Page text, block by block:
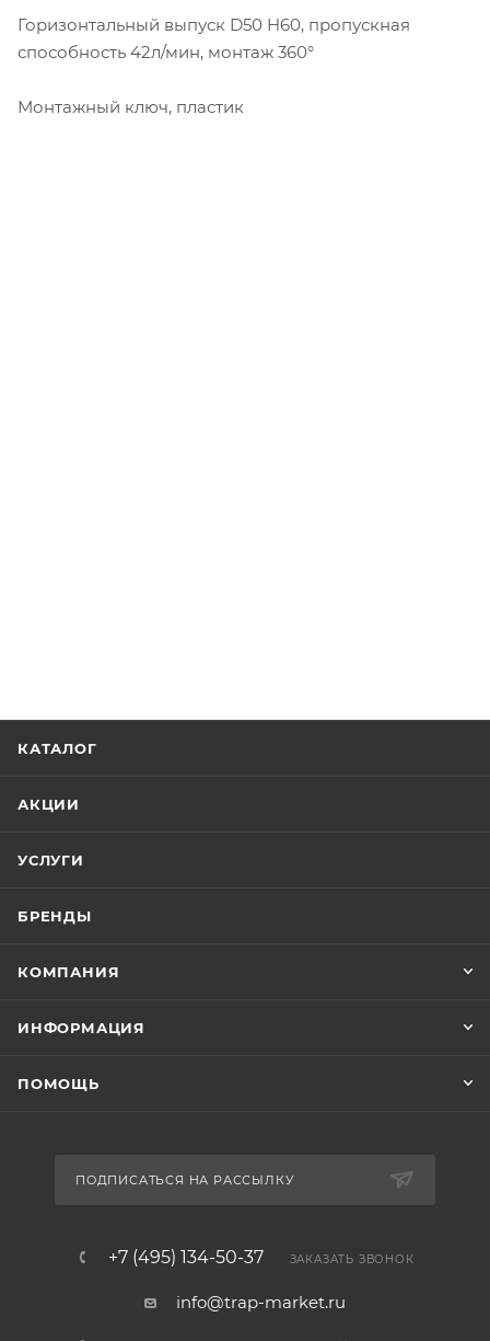
Горизонтальный выпуск D50 H60, пропускная
способность 42л/мин, монтаж 360°
Монтажный ключ, пластик
КАТАЛОГ
АКЦИИ
УСЛУГИ
БРЕНДЫ
КОМПАНИЯ
ИНФОРМАЦИЯ
ПОМОЩЬ
ПОДПИСАТЬСЯ НА РАССЫЛКУ
+7 (495) 134-50-37 ЗАКАЗАТЬ ЗВОНОК
info@trap-market.ru